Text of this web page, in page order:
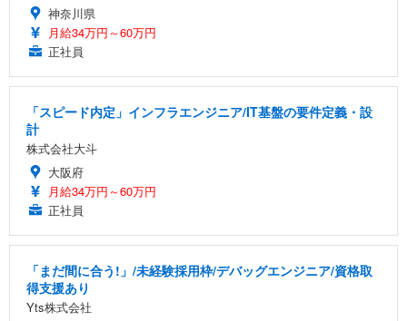
神奈川県
月給34万円～60万円
正社員
「スピード内定」インフラエンジニア/IT基盤の要件定義・設
計
株式会社大斗
大阪府
月給34万円～60万円
正社員
「まだ間に合う!」/未経験採用枠/デバッグエンジニア/資格取
得支援あり
Yts株式会社